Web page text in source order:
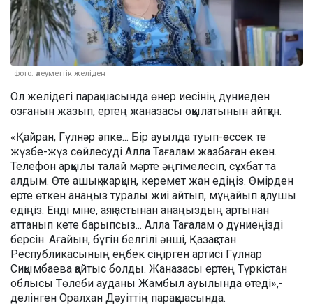
фото: әлеуметтік желіден
Ол желідегі парақшасында өнер иесінің дүниеден
озғанын жазып, ертең жаназасы оқылатынын айтқан.
«Қайран, Гүлнәр әпке... Бір ауылда туып-өссек те
жүзбе-жүз сөйлесуді Алла Тағалам жазбаған екен.
Телефон арқылы талай мәрте әңгімелесіп, сұхбат та
алдым. Өте ашық жарқын, керемет жан едіңіз. Өмірден
ерте өткен анаңыз туралы жиі айтып, мұңайып қалушы
едіңіз. Енді міне, аяқ астынан анаңыздың артынан
аттанып кете барыпсыз... Алла Тағалам о дүниеңізді
берсін. Ағайын, бүгін белгілі әнші, Қазақстан
Республикасының еңбек сіңірген артисі Гүлнар
Сиқымбаева қайтыс болды. Жаназасы ертең Түркістан
облысы Төлеби ауданы Жамбыл ауылында өтеді»,-
делінген Оралхан Дәуіттің парақшасында.